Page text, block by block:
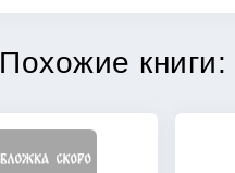
Похожие книги: